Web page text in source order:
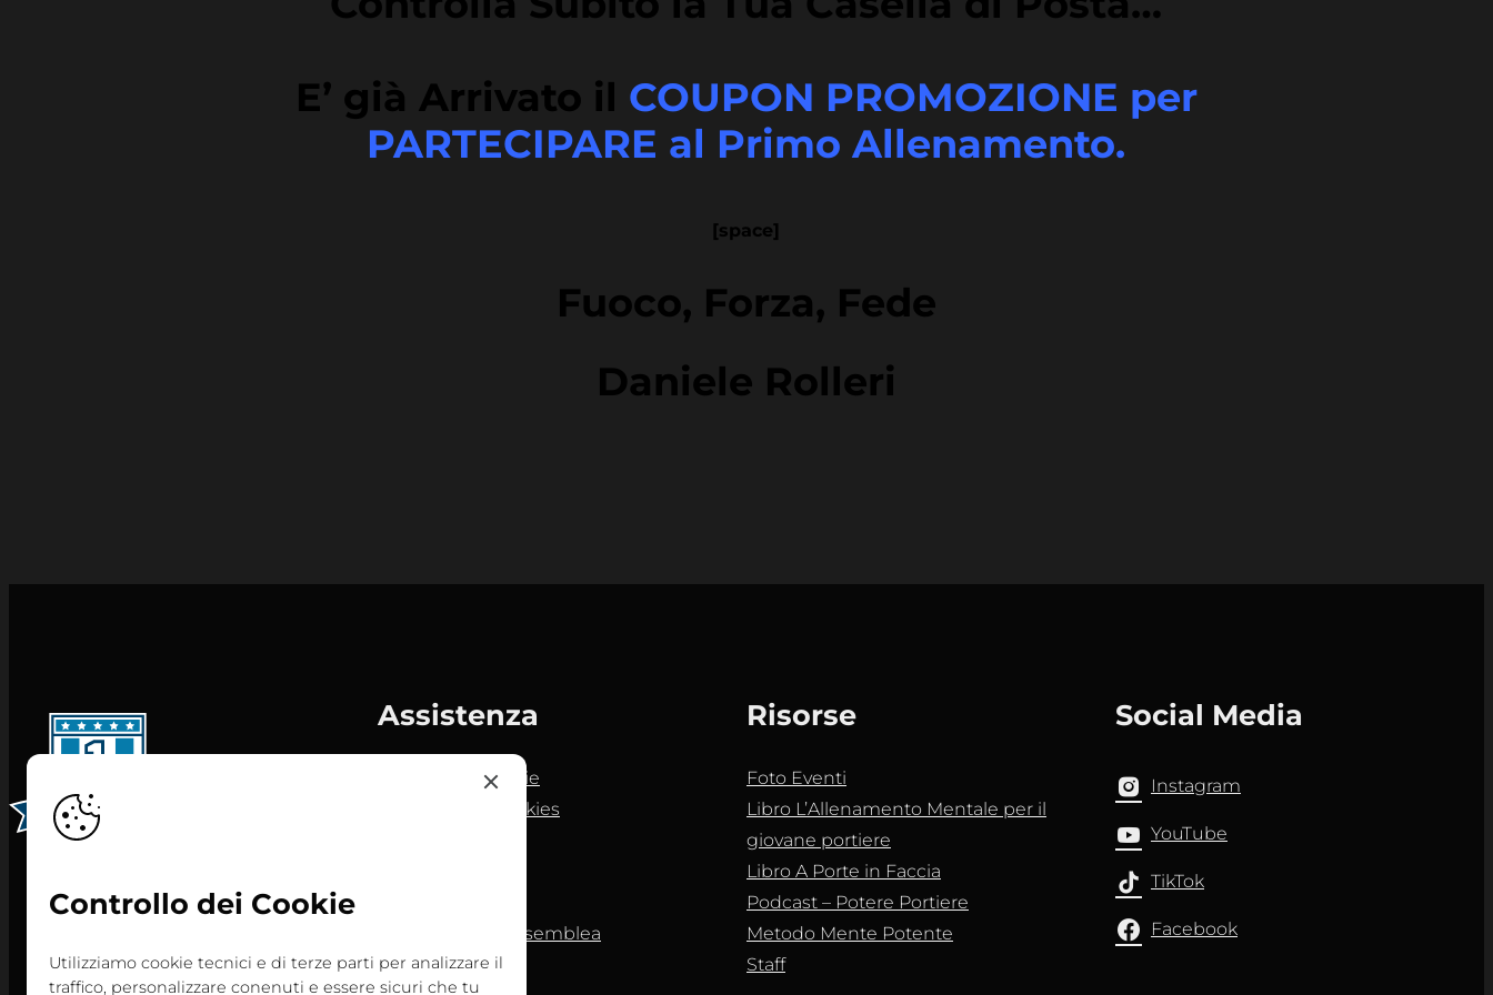
E’ già Arrivato il COUPON PROMOZIONE per
PARTECIPARE al Primo Allenamento.
[space]
Fuoco, Forza, Fede
Daniele Rolleri
Assistenza
Informativa cookie
Personalizza Cookies
Convocazione assemblea
Risorse
Foto Eventi
Libro L’Allenamento Mentale per il
giovane portiere
Libro A Porte in Faccia
Podcast – Potere Portiere
Metodo Mente Potente
Staff
Social Media
Instagram
YouTube
TikTok
Facebook
Controllo dei Cookie
Utilizziamo cookie tecnici e di terze parti per analizzare il
traffico, personalizzare conenuti e essere sicuri che tu